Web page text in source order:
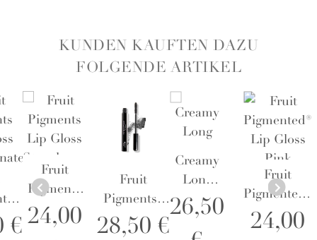
KUNDEN KAUFTEN DAZU
FOLGENDE ARTIKEL
€
Fruit
Pigments
Lip Gloss
Strawberry
24,00
Fruit
Pigments®
Ultra
Lengthening
28,50 €
Creamy
Long
Last
Eyeliner
Dark
26,50
Fruit
Pigmented®
Lip Gloss
Pink
24,00